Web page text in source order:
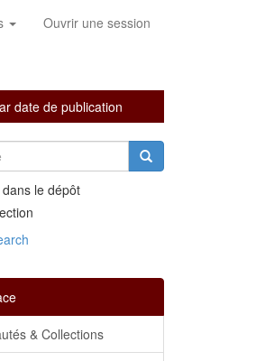
Ouvrir une session
date de publication
le dépôt
& Collections